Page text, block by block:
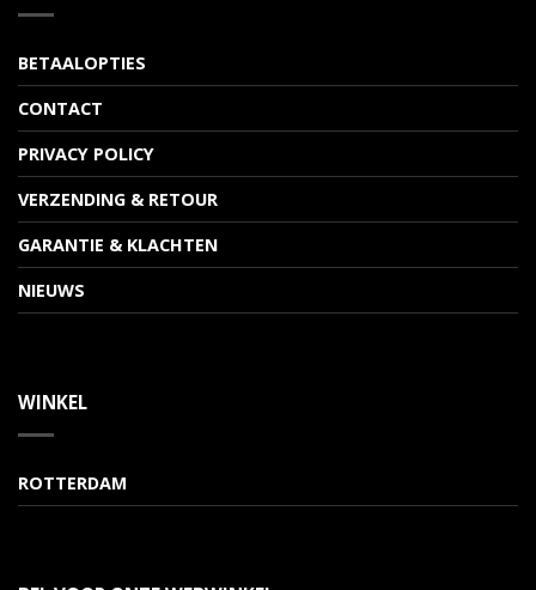
BETAALOPTIES
CONTACT
PRIVACY POLICY
VERZENDING & RETOUR
GARANTIE & KLACHTEN
NIEUWS
WINKEL
ROTTERDAM